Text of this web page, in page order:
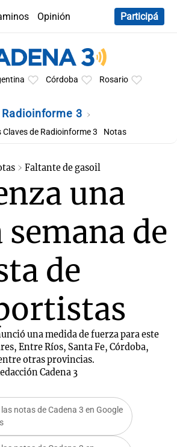
Opinión
Participá
Córdoba Rosario
Radioinforme 3
Claves de Radioinforme 3 Notas
Faltante de gasoil
una
de
de
una medida de fuerza para este
Entre Ríos, Santa Fe, Córdoba,
otras provincias.
Cadena 3
notas de Cadena 3 en Google